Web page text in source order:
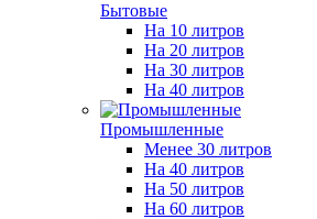
Бытовые
На 10 литров
На 20 литров
На 30 литров
На 40 литров
Промышленные
Менее 30 литров
На 40 литров
На 50 литров
На 60 литров